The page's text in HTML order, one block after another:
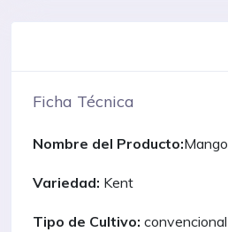
Ficha Técnica
Nombre del Producto:Mango
Variedad: Kent
Tipo de Cultivo: convencional